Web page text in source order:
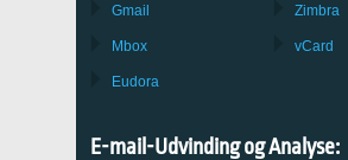
Gmail
Mbox
Eudora
Zimbra
vCard
E-mail-Udvinding og Analyse: